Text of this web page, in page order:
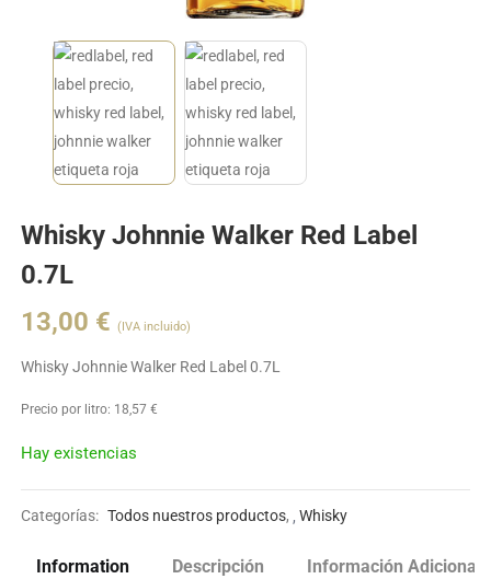
Whisky Johnnie Walker Red Label
0.7L
13,00 € (IVA incluido)
Whisky Johnnie Walker Red Label 0.7L
Precio por litro: 18,57€
Hay existencias
Categorías: Todos nuestros productos, Whisky
Information Descripción Información Adicional